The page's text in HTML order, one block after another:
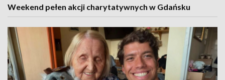
Weekend pełen akcji charytatywnych w Gdańsku